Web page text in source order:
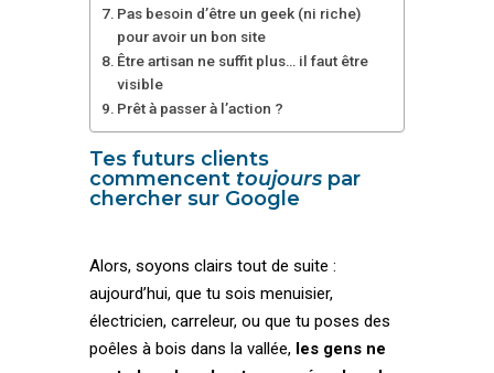
Pas besoin d’être un geek (ni riche)
pour avoir un bon site
Être artisan ne suffit plus… il faut être
visible
Prêt à passer à l’action ?
Tes futurs clients
commencent toujourspar
chercher sur Google
Alors, soyons clairs tout de suite :
aujourd’hui, que tu sois menuisier,
électricien, carreleur, ou que tu poses des
poêles à bois dans la vallée, les gens ne